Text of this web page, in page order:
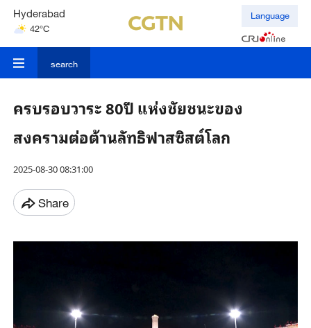
Mumbai
31°C
Kuala Lumpur
Language
search
ครบรอบวาระ 80ปี แห่งชัยชนะของ
สงครามต่อต้านลัทธิฟาสซิสต์โลก
2025-08-30 08:31:00
Share